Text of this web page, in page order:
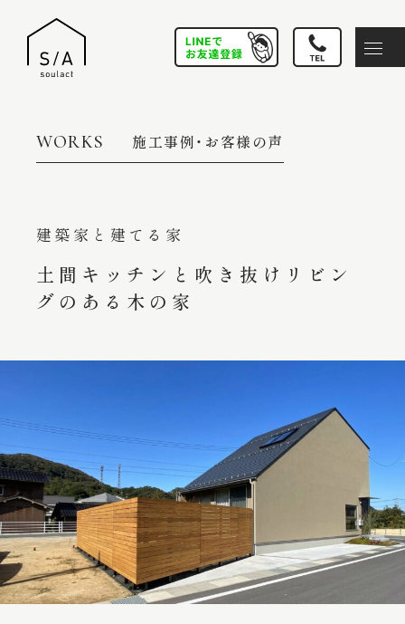
WORKS 施工事例・お客様の声
建築家と建てる家
土間キッチンと吹き抜けリビン
グのある木の家